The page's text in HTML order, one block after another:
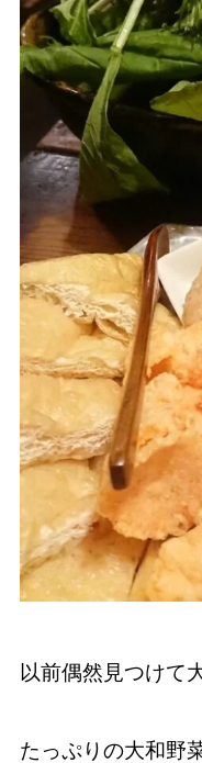
以前偶然見つけて
たっぷりの大和野